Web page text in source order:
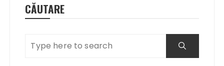
CĂUTARE